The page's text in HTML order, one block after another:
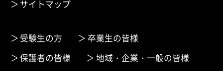
サイトマップ
受験生の方
卒業生の皆様
保護者の皆様
地域・企業・一般の皆様